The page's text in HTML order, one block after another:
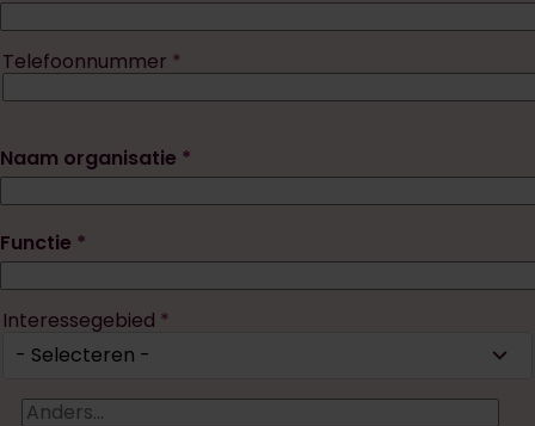
Telefoonnummer
Naam organisatie
Functie
Interessegebied
Interessegebied
Anders...